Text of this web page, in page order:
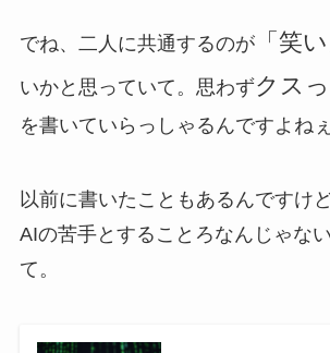
でね、二人に共通するのが「笑い
いかと思っていて。思わずクスっ
を書いていらっしゃるんですよねぇ
以前に書いたこともあるんですけ
AIの苦手とすることろなんじゃな
て。